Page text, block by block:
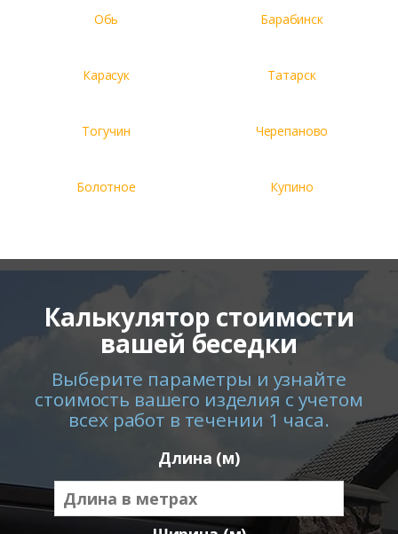
Обь Барабинск
Карасук Татарск
Тогучин Черепаново
Болотное Купино
Калькулятор стоимости
вашей беседки
Выберите параметры и узнайте
стоимость вашего изделия с учетом
всех работ в течении 1 часа.
Длина (м)